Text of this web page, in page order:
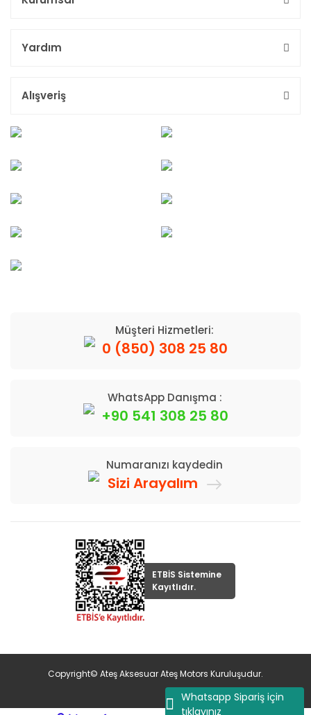
Whatsapp Sipariş için
tıklayınız
Yardım
Alışveriş
Müşteri Hizmetleri:
0 (850) 308 25 80
WhatsApp Danışma :
+90 541 308 25 80
Numaranızı kaydedin
Sizi Arayalım
ETBİS Sistemine
Kayıtlıdır.
Copyright© Ateş Aksesuar Ateş Motors Kuruluşudur.